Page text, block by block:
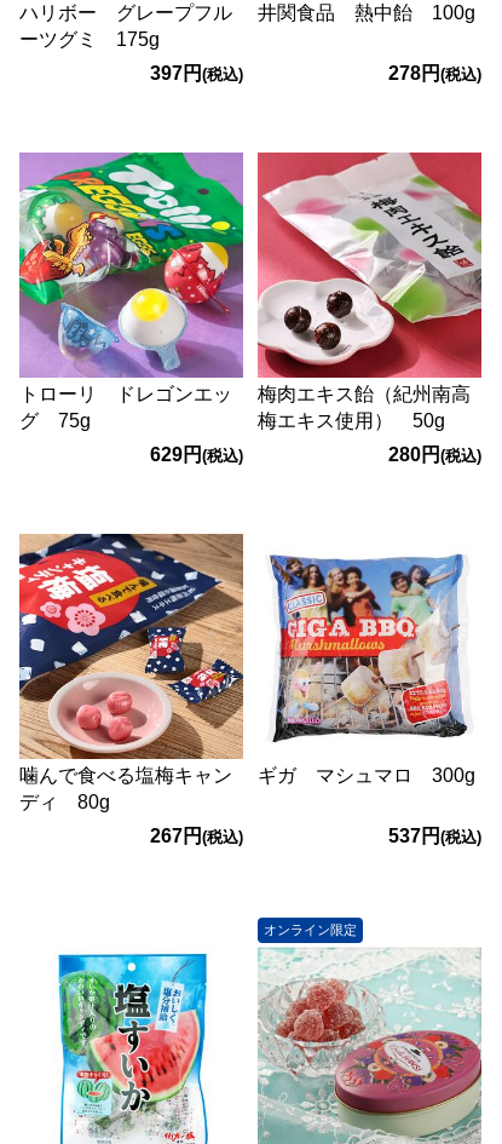
ハリボー グレープフル
ーツグミ 175g
397円(税込)
井関食品 熱中飴 100g
278円 (税込)
トローリ ドレゴンエッ
グ 75g
629円(税込)
梅肉エキス飴（紀州南高
梅エキス使用） 50g
280円 (税込)
噛んで食べる塩梅キャン
ディ 80g
267円(税込)
ギガ マシュマロ 300g
537円 (税込)
オンライン限定